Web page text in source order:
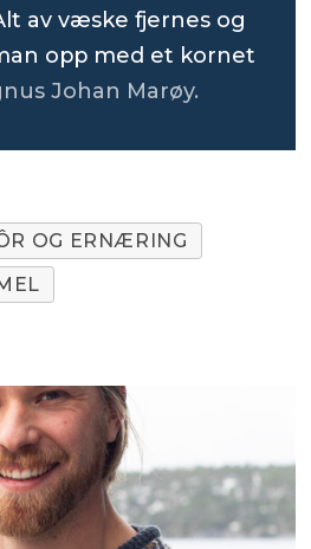
av væske fjernes og
opp med et kornet
Johan Marøy.
OG ERNÆRING